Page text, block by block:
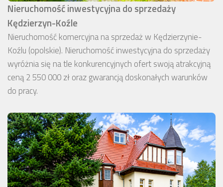
Nieruchomość inwestycyjna do sprzedaży
Kędzierzyn-Koźle
Nieruchomość komercyjna na sprzedaż w Kędzierzynie-
Koźlu (opolskie). Nieruchomość inwestycyjna do sprzedaży
wyróżnia się na tle konkurencyjnych ofert swoją atrakcyjną
ceną 2 550 000 zł oraz gwarancją doskonałych warunków
do pracy.